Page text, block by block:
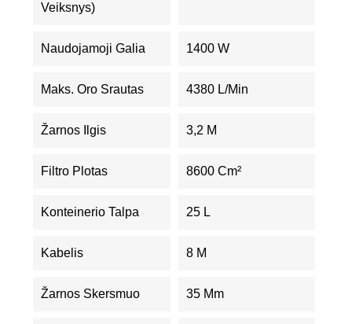
Veiksnys)
Naudojamoji Galia 1400 W
Maks. Oro Srautas 4380 L/min
Žarnos Ilgis 3,2 M
Filtro Plotas 8600 Cm²
Konteinerio Talpa 25 L
Kabelis 8 M
Žarnos Skersmuo 35 Mm